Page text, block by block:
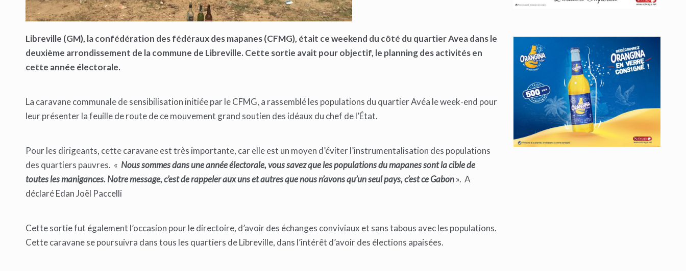
Libreville (GM), la confédération des fédéraux des mapanes (CFMG), était ce weekend du côté du quartier Avea dans le
deuxième arrondissement de la commune de Libreville. Cette sortie avait pour objectif, le planning des activités en
cette année électorale.
La caravane communale de sensibilisation initiée par le CFMG, a rassemblé les populations du quartier Avéa le week-end pour
leur présenter la feuille de route de ce mouvement grand soutien des idéaux du chef de l’État.
Pour les dirigeants, cette caravane est très importante, car elle est un moyen d’éviter l’instrumentalisation des populations
des quartiers pauvres. « Nous sommes dans une année électorale, vous savez que les populations du mapanes sont la cible de
toutes les manigances. Notre message, c’est de rappeler aux uns et autres que nous n’avons qu’un seul pays, c’est ce Gabon». A
déclaré Edan Joël Paccelli
Cette sortie fut également l’occasion pour le directoire, d’avoir des échanges conviviaux et sans tabous avec les populations.
Cette caravane se poursuivra dans tous les quartiers de Libreville, dans l’intérêt d’avoir des élections apaisées.